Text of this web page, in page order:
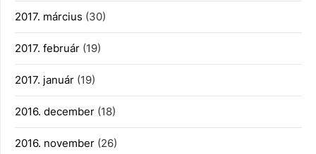
2017. március (30)
2017. február (19)
2017. január (19)
2016. december (18)
2016. november (26)